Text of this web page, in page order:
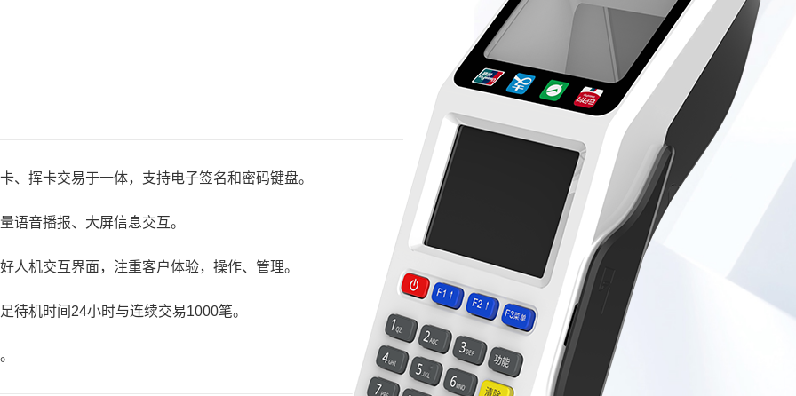
、挥卡交易于一体，支持电子签名和密码键盘。
语音播报、大屏信息交互。
人机交互界面，注重客户体验，操作、管理。
待机时间24小时与连续交易1000笔。